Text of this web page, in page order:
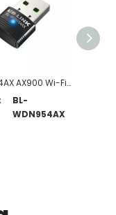
WDN954AX AX900 Wi-Fi 6 Bluetooth 5.4 Adapta ya USB
BL-
WDN954AX